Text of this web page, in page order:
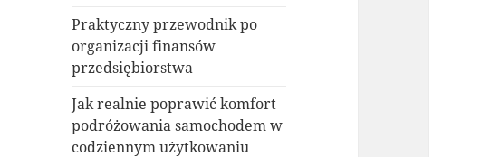
Praktyczny przewodnik po
organizacji finansów
przedsiębiorstwa
Jak realnie poprawić komfort
podróżowania samochodem w
codziennym użytkowaniu